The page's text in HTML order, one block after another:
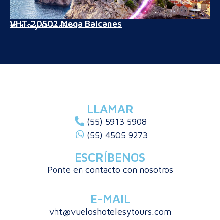
VHT-20502 Mega Balcanes
15 días y 13 noches
LLAMAR
(55) 5913 5908
(55) 4505 9273
ESCRÍBENOS
Ponte en contacto con nosotros
E-MAIL
vht@vueloshotelesytours.com